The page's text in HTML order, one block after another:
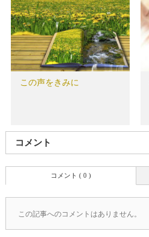
この声をきみに
コメント
コメント ( 0 )
この記事へのコメントはありません。